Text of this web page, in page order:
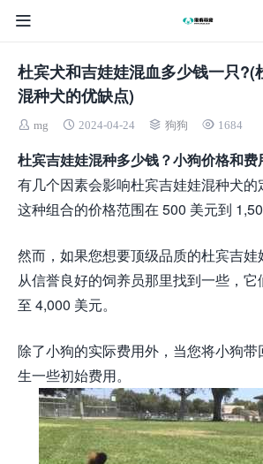
杜宾犬和吉娃娃混血多少钱一只?(
混种犬的优缺点)
mg 2024-04-24 狗狗 1684
杜宾吉娃娃混种多少钱？小狗价格和费
有几个因素会影响杜宾吉娃娃混种犬的
这种组合的价格范围在 500 美元到
然而，如果您想要顶级品质的杜宾吉
从信誉良好的饲养员那里找到一些，
至 4,000 美元。
除了小狗的实际费用外，当您将小狗
生一些初始费用。